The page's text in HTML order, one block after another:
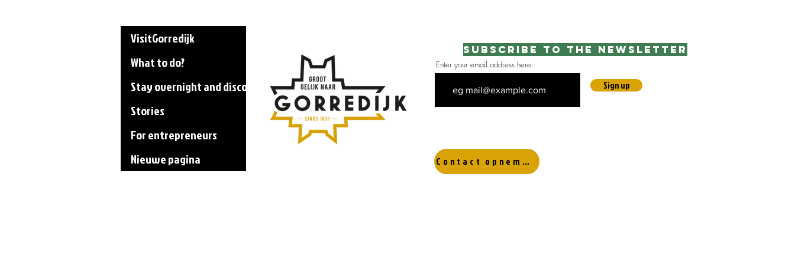
VisitGorredijk
What to do?
Stay overnight and discover the area
Stories
For entrepreneurs
Nieuwe pagina
Subscribe to the newsletter
Enter your email address here:
Sign up
Contact opnemen